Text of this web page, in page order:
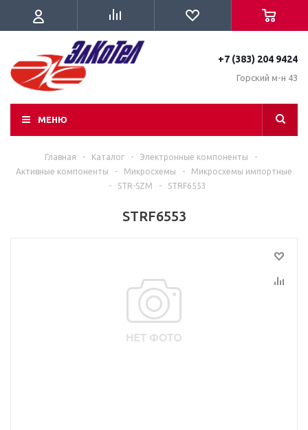
+7 (383) 204 9424
Горский м-н 43
МЕНЮ
Главная - Каталог - Электронные компоненты
-
Активные компоненты
- Микросхемы -
Микросхемы импортные
-
STR-SZM - STRF6553
STRF6553